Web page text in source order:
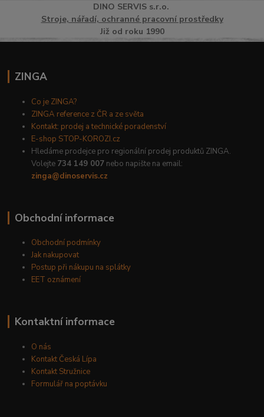
DINO SERVISs.r.o.
Stroje, nářadí, ochranné pracovní prostředky
Již od roku 1990
ZINGA
Co je ZINGA?
ZINGA reference z ČR a ze světa
Kontakt: prodej a technické poradenství
E-shop STOP-KOROZI.cz
Hledáme prodejce pro regionální prodej produktů ZINGA.
Volejte 734 149 007 nebo napište na email:
zinga@dinoservis.cz
Obchodní informace
Obchodní podmínky
Jak nakupovat
Postup při nákupu na splátky
EET oznámení
Kontaktní informace
O nás
Kontakt Česká Lípa
Kontakt Stružnice
Formulář na poptávku